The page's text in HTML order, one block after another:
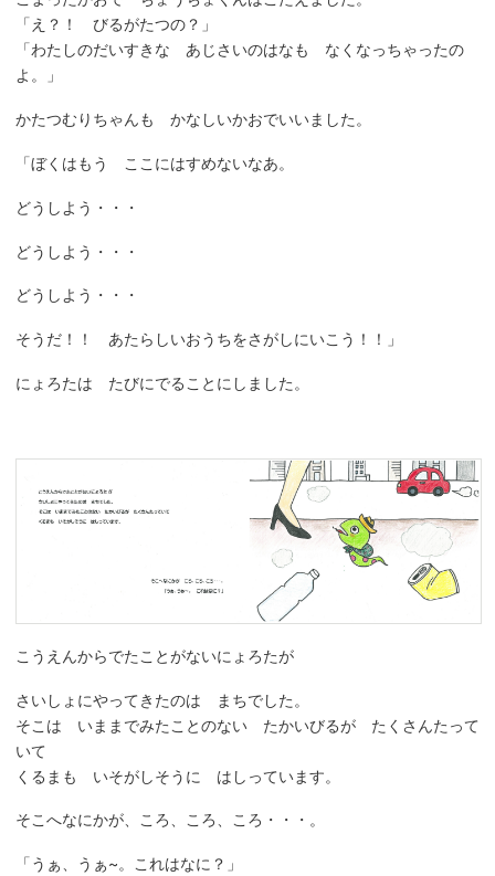
「え？！ びるがたつの？」
「わたしのだいすきな あじさいのはなも なくなっちゃったの
よ。」
かたつむりちゃんも かなしいかおでいいました。
「ぼくはもう ここにはすめないなあ。
どうしよう・・・
どうしよう・・・
どうしよう・・・
そうだ！！ あたらしいおうちをさがしにいこう！！」
にょろたは たびにでることにしました。
こうえんからでたことがないにょろたが
さいしょにやってきたのは まちでした。
そこは いままでみたことのない たかいびるが たくさんたって
いて
くるまも いそがしそうに はしっています。
そこへなにかが、ころ、ころ、ころ・・・。
「うぁ、うぁ~。これはなに？」